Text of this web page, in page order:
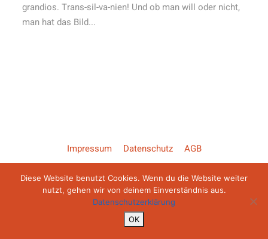
grandios. Trans-sil-va-nien! Und ob man will oder nicht,
man hat das Bild...
Impressum Datenschutz AGB
Copyright ©2026 Backroad Diaries
Diese Website benutzt Cookies. Wenn du die Website weiter
nutzt, gehen wir von deinem Einverständnis aus.
Datenschutzerklärung
OK